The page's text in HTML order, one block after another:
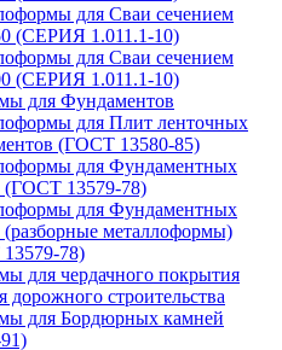
для Сваи сечением
(СЕРИЯ 1.011.1-10)
для Сваи сечением
(СЕРИЯ 1.011.1-10)
для Фундаментов
для Плит ленточных
(ГОСТ 13580-85)
для Фундаментных
(ГОСТ 13579-78)
для Фундаментных
(разборные металлоформы)
78)
для чердачного покрытия
строительства
для Бордюрных камней